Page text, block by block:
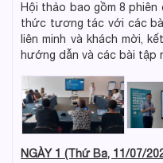
Hội thảo bao gồm 8
thức tương tác với các
liên minh và khách mời,
hướng dẫn và các bài tập
NGÀY 1 (Thứ Ba, 11/07/